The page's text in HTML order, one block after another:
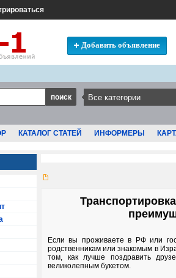
Добавить объявление
КАТАЛОГ СТАТЕЙ ИНФОРМЕРЫ
Если вы проживаете в РФ или
родственникам или знакомым в
том, как лучше поздравить
великолепным букетом.